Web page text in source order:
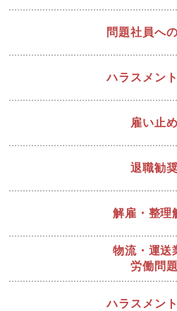
問題社員へ
ハラスメン
雇い止め
退職勧奨
解雇・整理
物流・運送
労働問題
ハラスメン